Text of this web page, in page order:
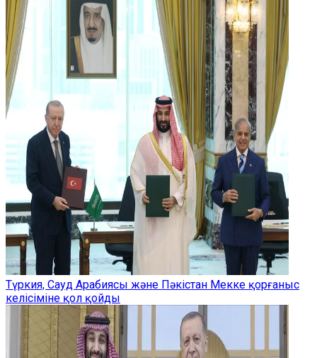
Түркия, Сауд Арабиясы және Пәкістан Мекке қорғаныс
келісіміне қол қойды